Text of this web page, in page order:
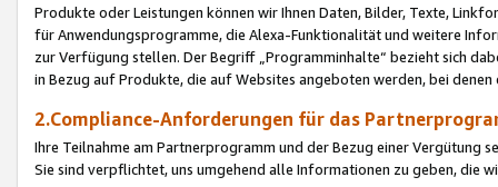
Produkte oder Leistungen können wir Ihnen Daten, Bilder, Texte,
für Anwendungsprogramme, die Alexa-Funktionalität und weitere
zur Verfügung stellen. Der Begriff „Programminhalte“ bezieht sich
in Bezug auf Produkte, die auf Websites angeboten werden, bei
2.Compliance-Anforderungen für das
Ihre Teilnahme am Partnerprogramm und der Bezug einer Vergütung
Sie sind verpflichtet, uns umgehend alle Informationen zu geben, die